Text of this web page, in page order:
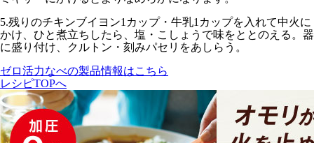
5.残りのチキンブイヨン1カップ・牛乳1カップを入れて中火に
かけ、ひと煮立ちしたら、塩・こしょうで味をととのえる。器
に盛り付け、クルトン・刻みパセリをあしらう。
ゼロ活力なべの製品情報はこちら
レシピTOPへ